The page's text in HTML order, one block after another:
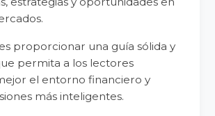
proporcionar una guía sólida y
permita a los lectores
el entorno financiero y
más inteligentes.